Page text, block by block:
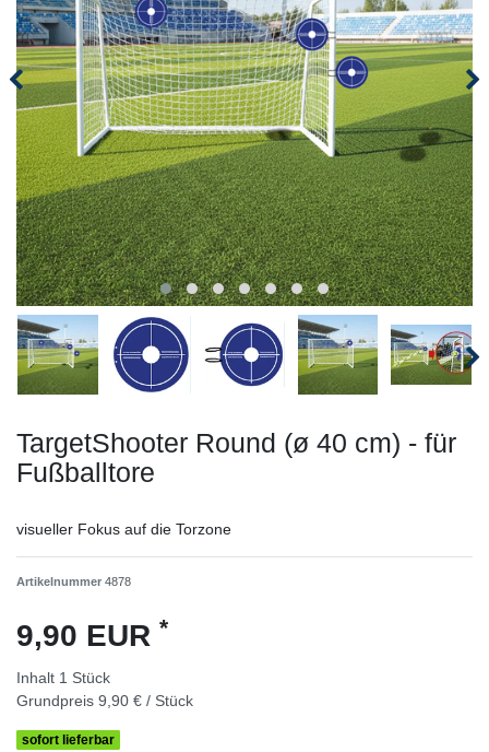
TargetShooter Round (ø 40 cm) - für
Fußballtore
visueller Fokus auf die Torzone
Artikelnummer 4878
9,90 EUR *
Inhalt 1 Stück
Grundpreis 9,90 € / Stück
sofort lieferbar